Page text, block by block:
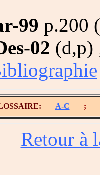
99 p.200
02
A-C ;
Retour à